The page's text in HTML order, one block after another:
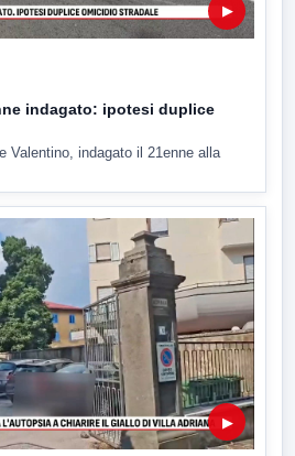
▶
indagato: ipotesi duplice
Valentino, indagato il 21enne alla
▶